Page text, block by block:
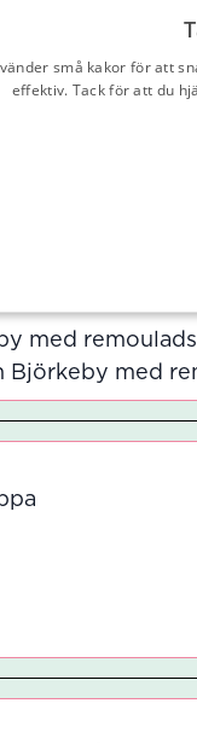
med
Quornfile
med
Björkeby med
små kakor för att
effektiv. Tack för att du